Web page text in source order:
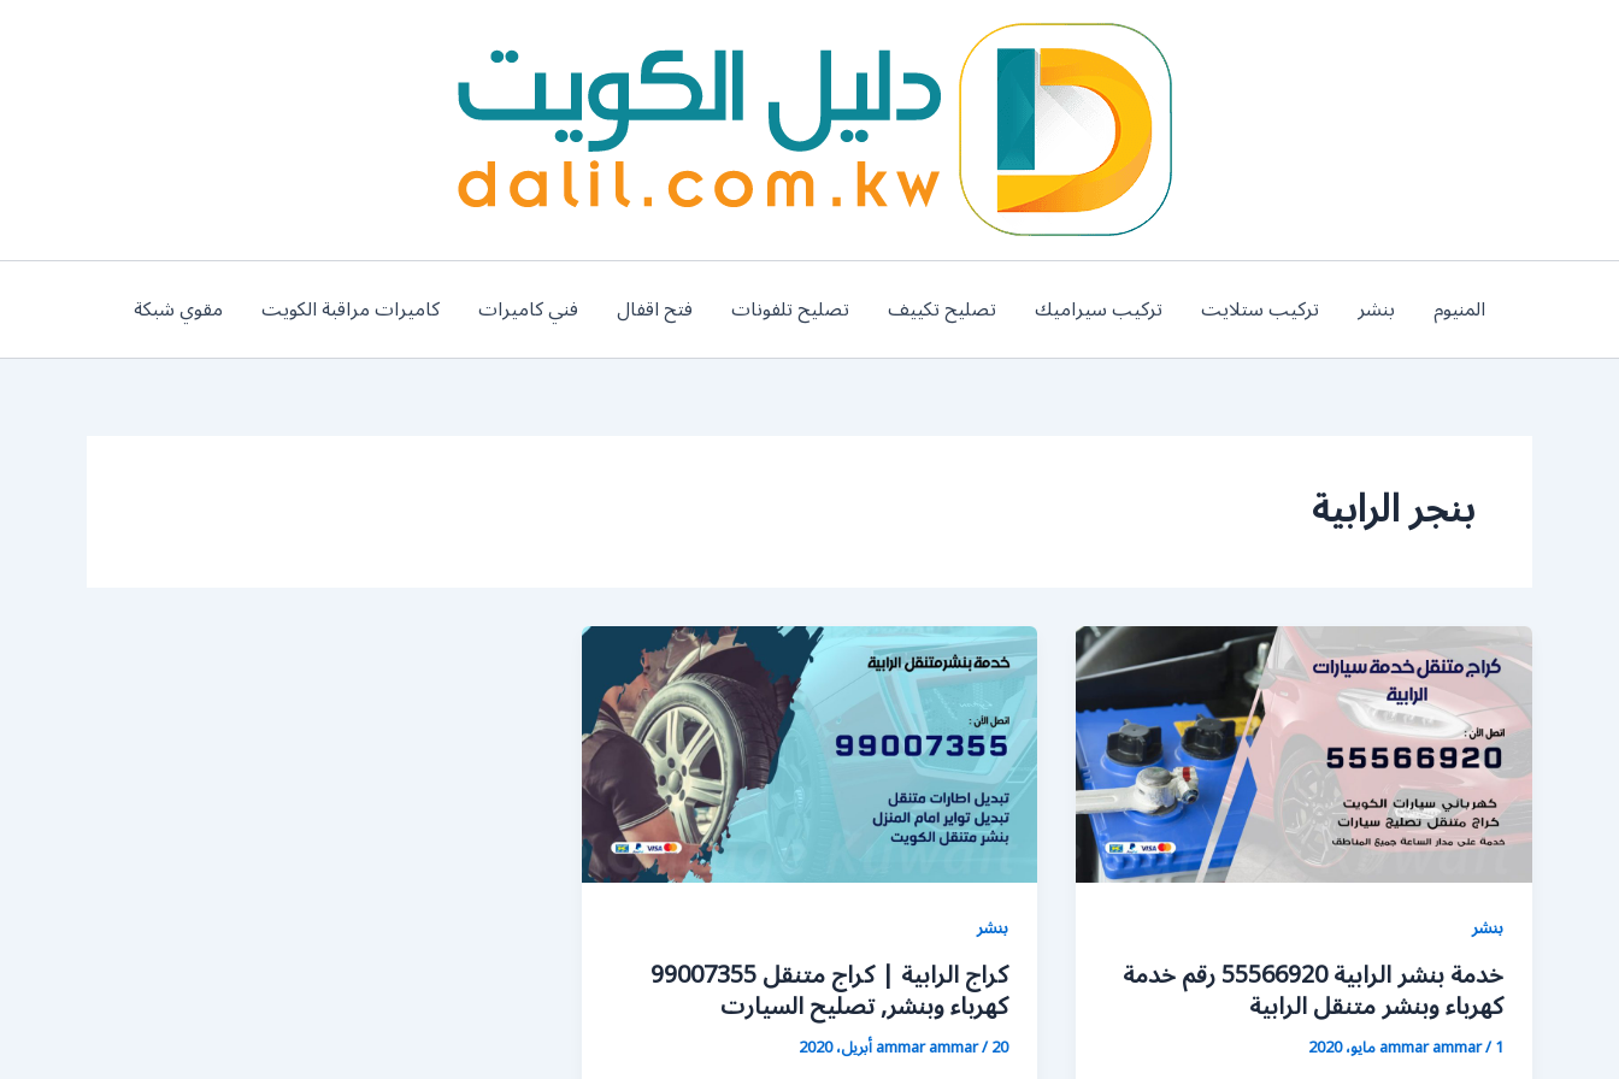
المنيوم بنشر تركيب ستلايت تركيب سيراميك تصليح تكييف تصليح تلفونات فتح اقفال فني كاميرات كاميرات مراقبة الكويت مقوي شبكة
بنجر الرابية
بنشر
خدمة بنشر الرابية 55566920 رقم خدمة
كهرباء وبنشر متنقل الرابية
ammar ammar/1 مايو، 2020
بنشر
كراج الرابية | كراج متنقل 99007355
كهرباء وبنشر, تصليح السيارت
ammar ammar/20 أبريل، 2020